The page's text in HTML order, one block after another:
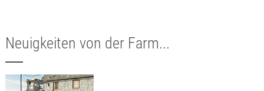
Neuigkeiten von der Farm...